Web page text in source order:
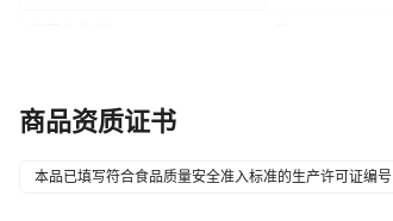
商品资质证书
本品已填写符合食品质量安全准入标准的生产许可证编号